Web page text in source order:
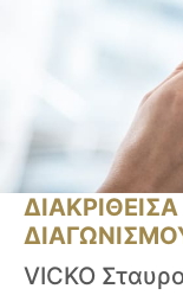
ΔΙΑΓΩΝΙΣΜΟΥ
VICKO